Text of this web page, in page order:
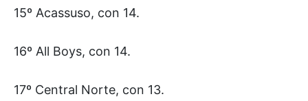
15º Acassuso, con 14.
16º All Boys, con 14.
17º Central Norte, con 13.